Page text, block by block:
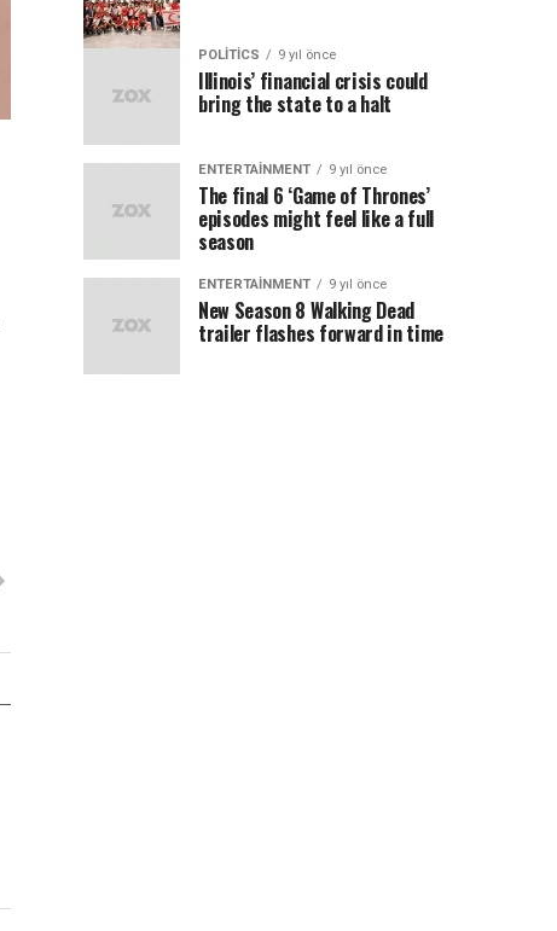
POLITICS 9 yıl önce
Illinois’ financial crisis could
bring the state to a halt
ENTERTAINMENT 9 yıl önce
The final 6 ‘Game of Thrones’
episodes might feel like a full
season
ENTERTAINMENT 9 yıl önce
New Season 8 Walking Dead
trailer flashes forward in time